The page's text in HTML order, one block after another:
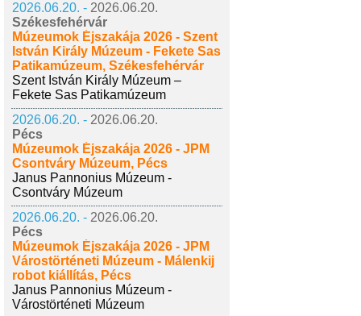
2026.06.20. - 2026.06.20.
Székesfehérvár
Múzeumok Éjszakája 2026 - Szent
István Király Múzeum - Fekete Sas
Patikamúzeum, Székesfehérvár
Szent István Király Múzeum –
Fekete Sas Patikamúzeum
2026.06.20. - 2026.06.20.
Pécs
Múzeumok Éjszakája 2026 - JPM
Csontváry Múzeum, Pécs
Janus Pannonius Múzeum -
Csontváry Múzeum
2026.06.20. - 2026.06.20.
Pécs
Múzeumok Éjszakája 2026 - JPM
Várostörténeti Múzeum - Málenkij
robot kiállítás, Pécs
Janus Pannonius Múzeum -
Várostörténeti Múzeum